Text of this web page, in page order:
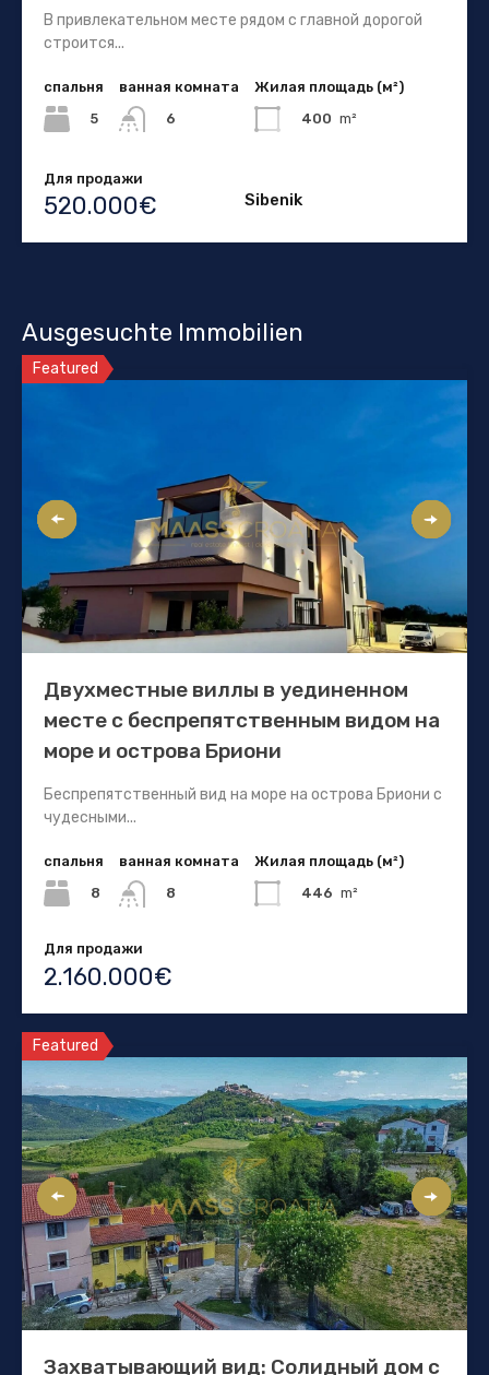
В привлекательном месте рядом с главной дорогой
строится...
спальня
5
ванная комната
6
Жилая площадь (м²)
400 m²
Для продажи
520.000€ Sibenik
Ausgesuchte Immobilien
Featured
Двухместные виллы в уединенном
месте с беспрепятственным видом на
море и острова Бриони
Беспрепятственный вид на море на острова Бриони с
чудесными...
спальня
8
ванная комната
8
Жилая площадь (м²)
446 m²
Для продажи
2.160.000€
Featured
Захватывающий вид: Солидный дом с